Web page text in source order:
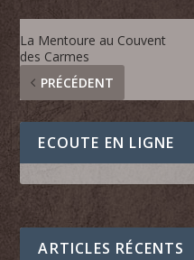
La Mentoure au Couvent
des Carmes
PRÉCÉDENT
ECOUTE EN LIGNE
ARTICLES RÉCENTS